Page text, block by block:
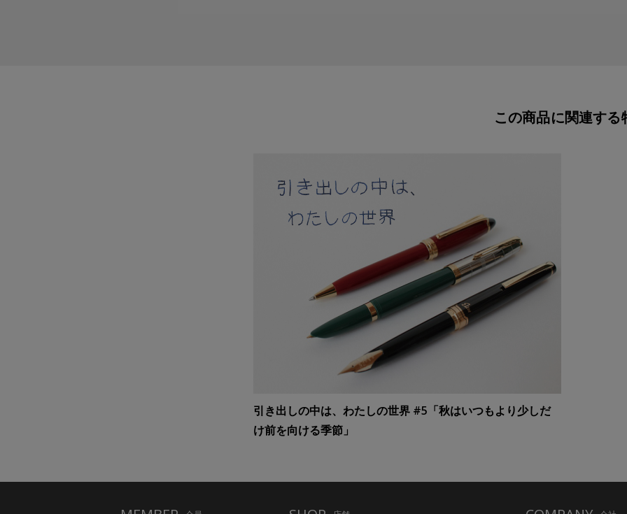
この商品に関連する
引き出しの中は、わたしの世界 #5「秋はいつもより少しだ
け前を向ける季節」